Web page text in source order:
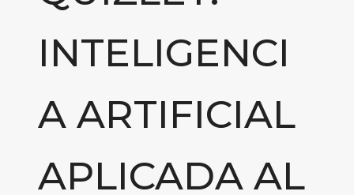
INTELIGENCI
A ARTIFICIAL
APLICADA AL